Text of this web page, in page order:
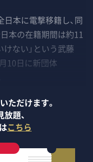
本に電撃移籍し、同
本の在籍期間は約11
ない」という武藤
10日に新団体
ただけます。
題、
こちら